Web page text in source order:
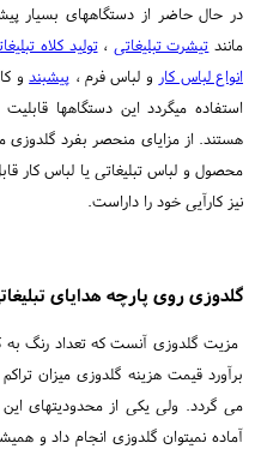
در حال حاضر از دستگاههای بسیار
مانند تیشرت تبلیغاتی ،تولید کلاه
انواع لباس کار و لباس فرم ، پیشبندو
استفاده میگردد این دستگاهها
هستند. از مزایای منحصر بفرد
محصول و لباس تبلیغاتی یا لباس کار
نیز کارآیی خود را داراست.
گلدوزی روی پارچه هدایای
مزیت گلدوزی آنست که تعداد رنگ به
برآورد قیمت هزینه گلدوزی میزان
می گردد. ولی یکی از محدودیتهای
آماده نمیتوان گلدوزی انجام داد و